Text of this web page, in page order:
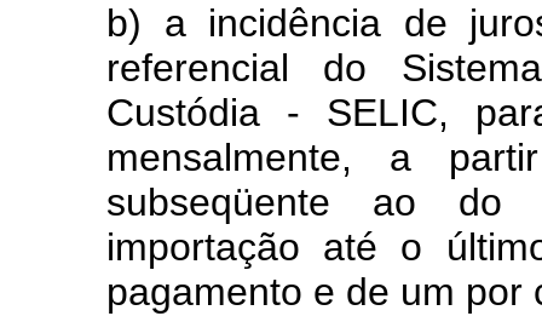
b) a incidência de
referencial do
Custódia - SELIC,
mensalmente, a
subseqüente ao do
importação até o
pagamento e de um por